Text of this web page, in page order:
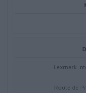
Lexmark
Route de